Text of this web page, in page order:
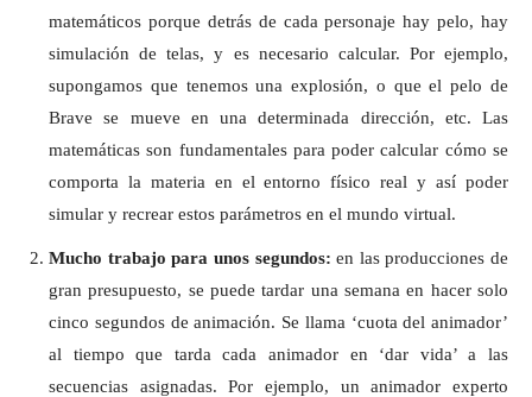
matemáticos porque detrás de cada personaje hay pelo, hay
simulación de telas, y es necesario calcular. Por ejemplo,
supongamos que tenemos una explosión, o que el pelo de
Brave se mueve en una determinada dirección, etc. Las
matemáticas son fundamentales para poder calcular cómo se
comporta la materia en el entorno físico real y así poder
simular y recrear estos parámetros en el mundo virtual.
Mucho trabajo para unos segundos:en las producciones de
gran presupuesto, se puede tardar una semana en hacer solo
cinco segundos de animación. Se llama ‘cuota del animador’
al tiempo que tarda cada animador en ‘dar vida’ a las
secuencias asignadas. Por ejemplo, un animador experto